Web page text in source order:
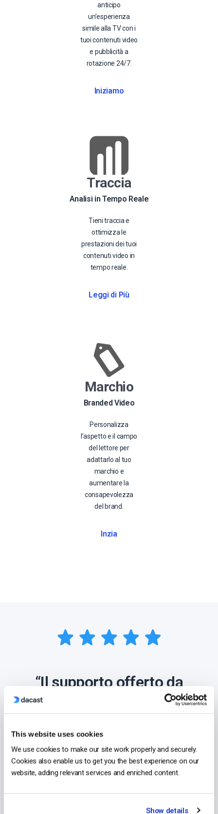
This website uses cookies
We use cookies to make our site work properly and securely.
Cookies also enable us to get you the best experience on our
website, adding relevant services and enriched content.
Show details
anticipo
un’esperienza
simile alla TV con i
tuoi contenuti video
e pubblicità a
rotazione 24/7.
Iniziamo
Traccia
Analisi in Tempo Reale
Tieni traccia e
ottimizza le
prestazioni dei tuoi
contenuti video in
tempo reale.
Leggi di Più
Marchio
Branded Video
Personalizza
l’aspetto e il campo
del lettore per
adattarlo al tuo
marchio e
aumentare la
consapevolezza
del brand.
Inzia
“Il supporto offerto da
Dacast è particolarmente
provider di streaming, il
che li rende una scelta
chiara per la mia attività”.